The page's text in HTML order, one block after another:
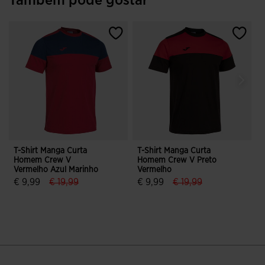
T-Shirt Manga Curta
Homem Crew V
Vermelho Azul Marinho
€ 9,99 label.price.reduced.from
€ 19,99label.price.to
T-Shirt Manga Curta
Homem Crew V Preto
Vermelho
€ 9,99 € 19,99label.price.to